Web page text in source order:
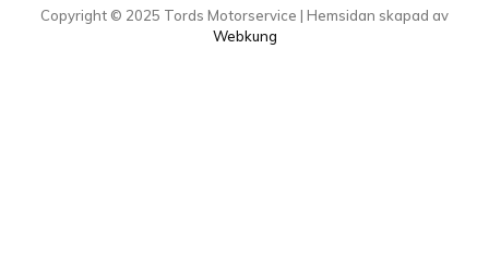
Copyright © 2025 Tords Motorservice | Hemsidan skapad av
Webkung